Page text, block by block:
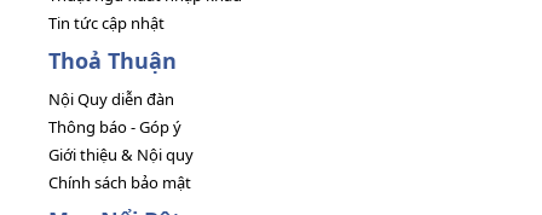
Tin tức cập nhật
Thoả Thuận
Nội Quy diễn đàn
Thông báo - Góp ý
Giới thiệu & Nội quy
Chính sách bảo mật